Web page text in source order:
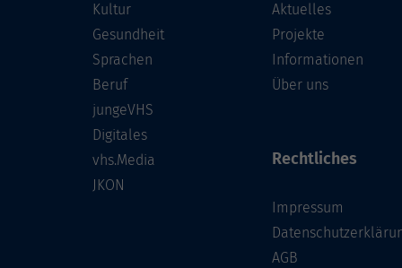
Kultur
Gesundheit
Sprachen
Beruf
jungeVHS
Digitales
vhs.Media
JKON
Aktuelles
Projekte
Informationen
Über uns
Rechtliches
Impressum
AGB